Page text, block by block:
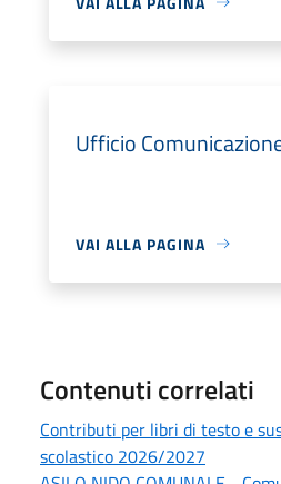
Ufficio
VAI ALLA PAGINA
Contenuti correlati
Contributi per libri di testo e
scolastico 2026/2027